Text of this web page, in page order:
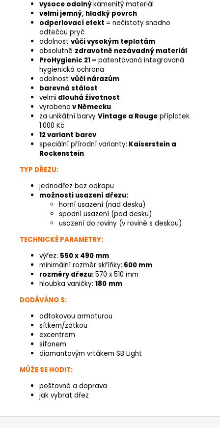
vysoce odolnýkamenitý materiál
velmi jemný, hladký povrch
odperlovací efekt = nečistoty snadno
odtečou pryč
odolnost vůči vysokým teplotám
absolutně zdravotně nezávadný materiál
ProHygienic 21 = patentovaná integrovaná
hygienická ochrana
odolnost vůči nárazům
barevná stálost
velmi dlouhá životnost
vyrobeno v Německu
za unikátní barvy Vintage a Rouge příplatek
1.000 Kč
12 variant barev
speciální přírodní varianty: Kaiserstein a
Rockenstein
TYP DŘEZU:
jednodřez bez odkapu
možnosti usazení dřezu:
horní usazení (nad desku)
spodní usazení (pod desku)
usazení do roviny (v rovině s deskou)
TECHNICKÉ PARAMETRY:
výřez: 550 x 490 mm
minimální rozměr skříňky: 600 mm
rozměry dřezu:570 x 510 mm
hloubka vaničky: 180 mm
DODÁVÁNO S:
odtokovou armaturou
sítkem/zátkou
excentrem
sifonem
diamantovým vrtákem SB Light
MŮŽE SE HODIT:
poštovné a doprava
jak vybrat dřez
Z